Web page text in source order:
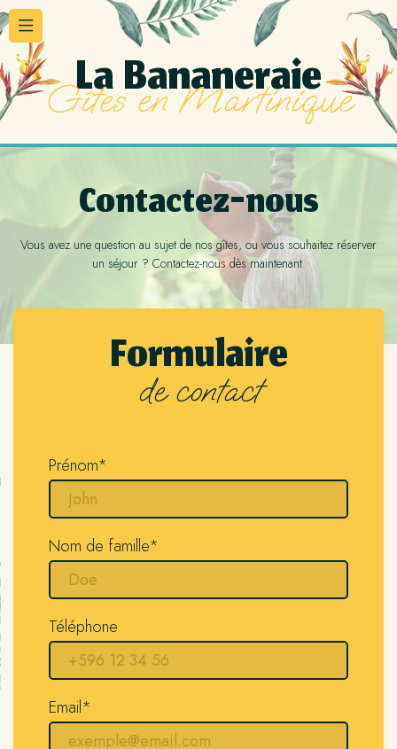
La Bananeraie
Gîtes en Martinique
Contactez-nous
Vous avez une question au sujet de nos gîtes, ou vous souhaitez réserver
un séjour ? Contactez-nous dès maintenant.
Formulaire
de contact
Prénom*
Nom de famille*
Téléphone
Email*
Panneau de gestion des cookies